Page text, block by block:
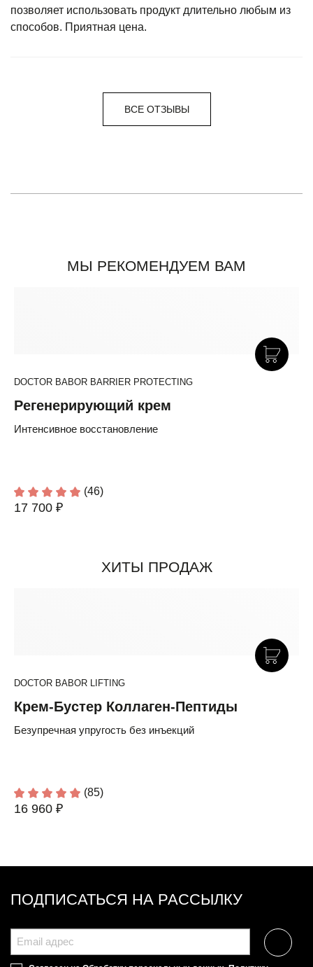
позволяет использовать продукт длительно любым из
способов. Приятная цена.
ВСЕ ОТЗЫВЫ
МЫ РЕКОМЕНДУЕМ ВАМ
DOCTOR BABOR BARRIER PROTECTING
Регенерирующий крем
Интенсивное восстановление
(46)
17 700 ₽
ХИТЫ ПРОДАЖ
DOCTOR BABOR LIFTING
Крем-Бустер Коллаген-Пептиды
Безупречная упругость без инъекций
(85)
16 960 ₽
ПОДПИСАТЬСЯ НА РАССЫЛКУ